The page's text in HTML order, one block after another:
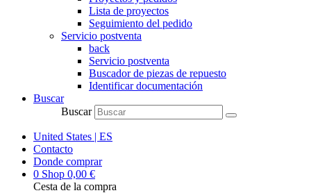
Lista de proyectos
Seguimiento del pedido
Servicio postventa
back
Servicio postventa
Buscador de piezas de repuesto
Identificar documentación
Buscar
Buscar
United States | ES
Contacto
Donde comprar
0 Shop 0,00 €
Cesta de la compra